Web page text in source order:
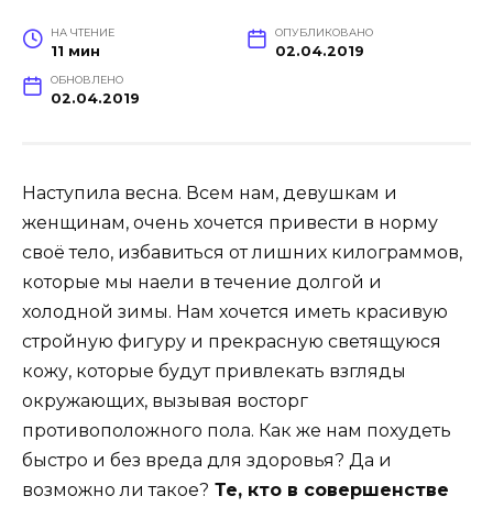
НА ЧТЕНИЕ
11 мин
ОПУБЛИКОВАНО
02.04.2019
ОБНОВЛЕНО
02.04.2019
Наступила весна. Всем нам, девушкам и
женщинам, очень хочется привести в норму
своё тело, избавиться от лишних килограммов,
которые мы наели в течение долгой и
холодной зимы. Нам хочется иметь красивую
стройную фигуру и прекрасную светящуюся
кожу, которые будут привлекать взгляды
окружающих, вызывая восторг
противоположного пола. Как же нам похудеть
быстро и без вреда для здоровья? Да и
возможно ли такое? Те, кто в совершенстве